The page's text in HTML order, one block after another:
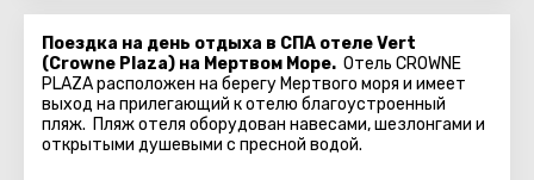
Поездка на день отдыха в СПА отеле Vert
(Crowne Plaza) на Мертвом Море. Отель CROWNE
PLAZA расположен на берегу Мертвого моря и имеет
выход на прилегающий к отелю благоустроенный
пляж. Пляж отеля оборудован навесами, шезлонгами и
открытыми душевыми с пресной водой.